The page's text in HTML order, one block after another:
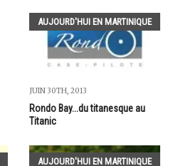
AUJOURD'HUI EN MARTINIQUE
JUIN 30TH, 2013
Rondo Bay...du titanesque au
Titanic
AUJOURD'HUI EN MARTINIQUE